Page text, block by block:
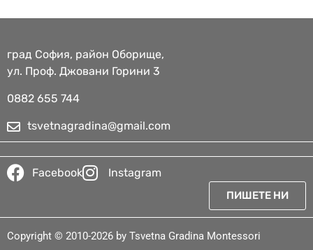
град София, район Оборище,
ул. Проф. Джовани Горини 3
0882 655 744​
tsvetnagradina@gmail.com
Facebook Instagram
ПИШЕТЕ НИ
Copyright © 2010-2026 by Tsvetna Gradina Montessori